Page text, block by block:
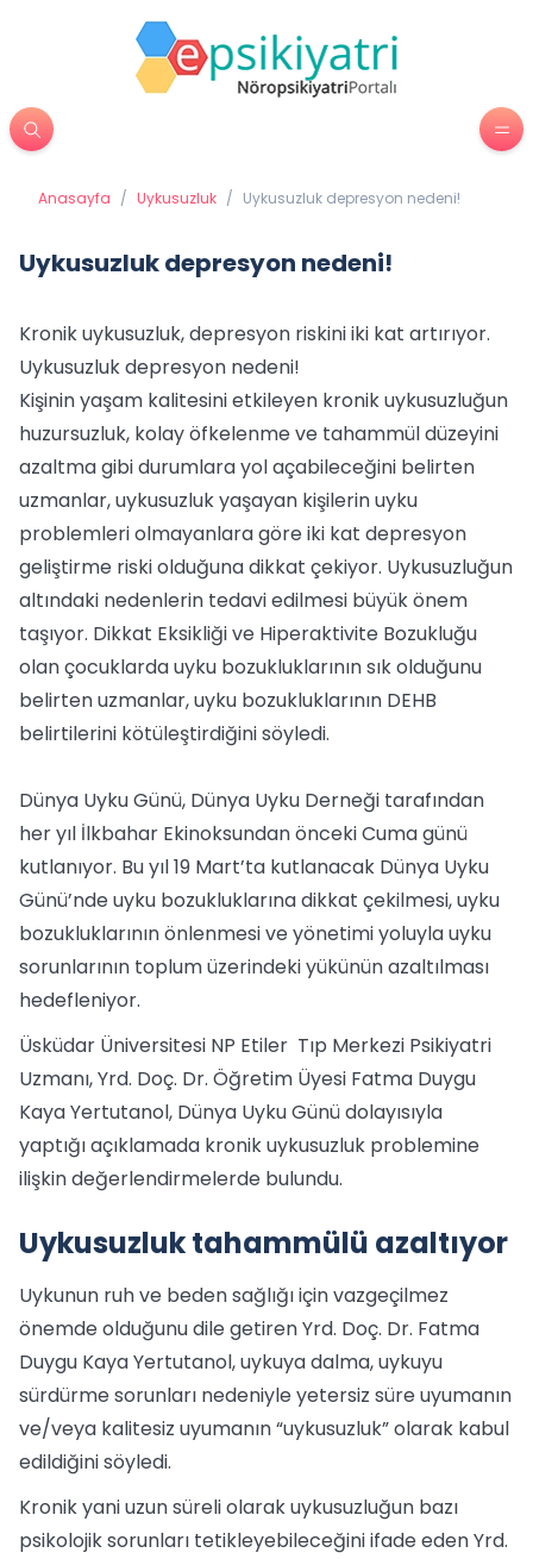
Anasayfa / Uykusuzluk / Uykusuzluk depresyon nedeni!
Uykusuzluk depresyon nedeni!
Kronik uykusuzluk, depresyon riskini iki kat artırıyor.
Uykusuzluk depresyon nedeni!
Kişinin yaşam kalitesini etkileyen kronik uykusuzluğun
huzursuzluk, kolay öfkelenme ve tahammül düzeyini
azaltma gibi durumlara yol açabileceğini belirten
uzmanlar, uykusuzluk yaşayan kişilerin uyku
problemleri olmayanlara göre iki kat depresyon
geliştirme riski olduğuna dikkat çekiyor. Uykusuzluğun
altındaki nedenlerin tedavi edilmesi büyük önem
taşıyor. Dikkat Eksikliği ve Hiperaktivite Bozukluğu
olan çocuklarda uyku bozukluklarının sık olduğunu
belirten uzmanlar, uyku bozukluklarının DEHB
belirtilerini kötüleştirdiğini söyledi.
Dünya Uyku Günü, Dünya Uyku Derneği tarafından
her yıl İlkbahar Ekinoksundan önceki Cuma günü
kutlanıyor. Bu yıl 19 Mart’ta kutlanacak Dünya Uyku
Günü’nde uyku bozukluklarına dikkat çekilmesi, uyku
bozukluklarının önlenmesi ve yönetimi yoluyla uyku
sorunlarının toplum üzerindeki yükünün azaltılması
hedefleniyor.
Üsküdar Üniversitesi NP Etiler Tıp Merkezi Psikiyatri
Uzmanı, Yrd. Doç. Dr. Öğretim Üyesi Fatma Duygu
Kaya Yertutanol, Dünya Uyku Günü dolayısıyla
yaptığı açıklamada kronik uykusuzluk problemine
ilişkin değerlendirmelerde bulundu.
Uykusuzluk tahammülü azaltıyor
Uykunun ruh ve beden sağlığı için vazgeçilmez
önemde olduğunu dile getiren Yrd. Doç. Dr. Fatma
Duygu Kaya Yertutanol, uykuya dalma, uykuyu
sürdürme sorunları nedeniyle yetersiz süre uyumanın
ve/veya kalitesiz uyumanın “uykusuzluk” olarak kabul
edildiğini söyledi.
Kronik yani uzun süreli olarak uykusuzluğun bazı
psikolojik sorunları tetikleyebileceğini ifade eden Yrd.